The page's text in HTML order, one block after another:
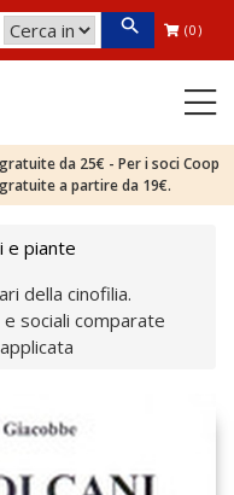
(0)
da 25€ - Per i soci Coop
a partire da 19€.
e piante
della cinofilia.
sociali comparate